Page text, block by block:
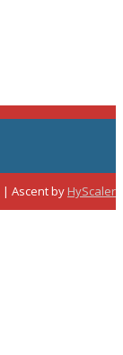
| Ascent by HyScaler